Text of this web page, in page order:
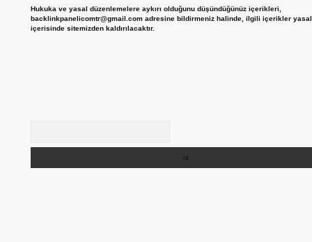
Hukuka ve yasal düzenlemelere aykırı olduğunu düşündüğünüz içerikleri,
backlinkpanelicomtr@gmail.comadresine bildirmeniz halinde, ilgili içerikler
içerisinde sitemizden kaldırılacaktır.